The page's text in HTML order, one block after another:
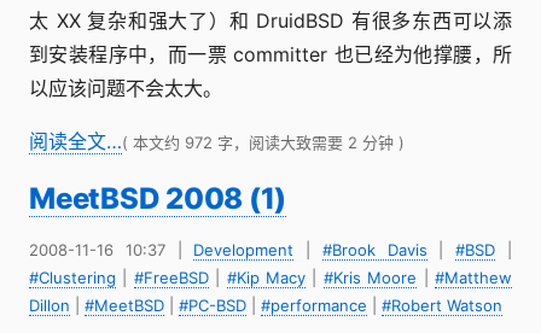
太 XX 复杂和强大了）和 DruidBSD 有很多东西可以添
到安装程序中，而一票 committer 也已经为他撑腰，所
以应该问题不会太大。
阅读全文…( 本文约 972 字，阅读大致需要 2 分钟 )
MeetBSD 2008 (1)
2008-11-16 10:37| Development #Brook Davis |#BSD
#Clustering
#FreeBSD| #Kip Macy #Kris Moore |#Matthew
Dillon
#MeetBSD #PC-BSD #performance #Robert Watson